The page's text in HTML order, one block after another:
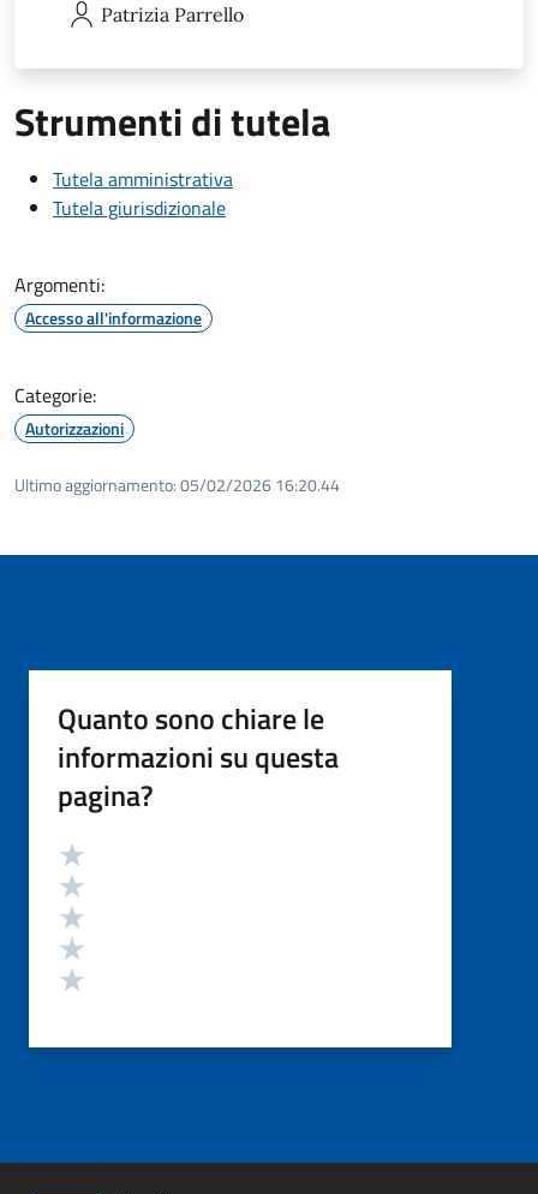
Patrizia Parrello
Strumenti di tutela
Tutela amministrativa
Tutela giurisdizionale
Argomenti:
Accesso all'informazione
Categorie:
Autorizzazioni
Ultimo aggiornamento:05/02/2026 16:20.44
Quanto sono chiare le
informazioni su questa
pagina?
Valutazione